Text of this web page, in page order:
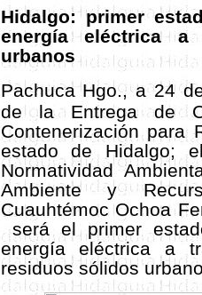
Hidalgo: primer
energía eléctrica
urbanos
Pachuca Hgo., a 24
de la Entrega de
Contenerización para
estado de Hidalgo;
Normatividad
Ambiente y
Cuauhtémoc Ochoa
será el primer
energía eléctrica a
residuos sólidos